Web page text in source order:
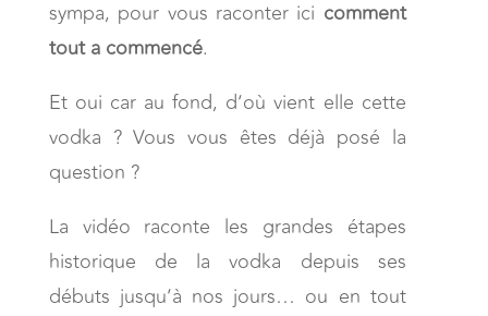
sympa, pour vous raconter ici comment
tout a commencé.
Et oui car au fond, d’où vient elle cette
vodka ? Vous vous êtes déjà posé la
question ?
La vidéo raconte les grandes étapes
historique de la vodka depuis ses
débuts jusqu’à nos jours… ou en tout